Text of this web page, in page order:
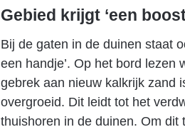
Gebied krijgt ‘een
Bij de gaten in de duinen staat
een handje’. Op het bord lezen
gebrek aan nieuw kalkrijk zand
overgroeid. Dit leidt tot het
thuishoren in de duinen. Om dit